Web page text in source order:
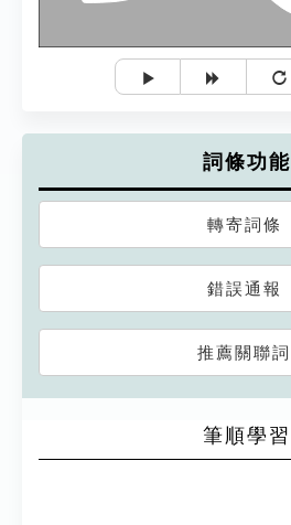
詞條功能
轉寄詞條
錯誤通報
推薦關聯詞
筆順學習